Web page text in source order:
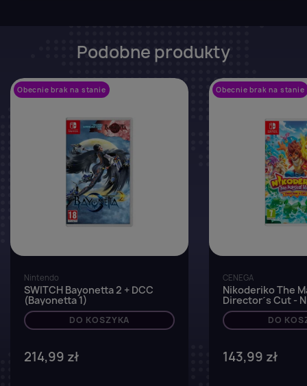
Podobne produkty
Obecnie brak na stanie
Nintendo
SWITCH Bayonetta 2 + DCC
(Bayonetta 1)
DO KOSZYKA
214,99 zł
Obecnie brak na stanie
CENEGA
Nikoderiko The
Director´s Cut -
Switch
DO
143,99 zł